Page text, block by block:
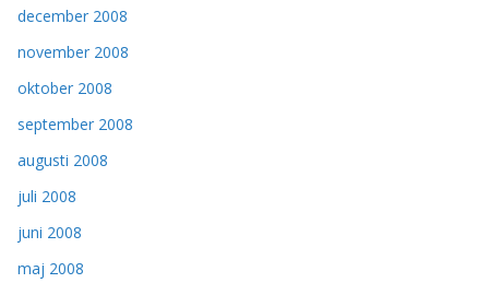
december 2008
november 2008
oktober 2008
september 2008
augusti 2008
juli 2008
juni 2008
maj 2008